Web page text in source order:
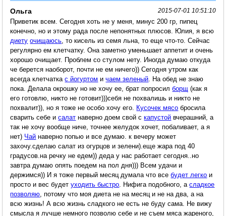
Ольга 2015-07-01 10:51:10
Приветик всем. Сегодня хоть не у меня, минус 200 гр, пипец
конечно, но и этому рада после непонятных плюсов. Юлия, я всю
диету очищаюсь , то кисель из семя льна, то еще что-то. Сейчас
регулярно ем клетчатку. Она заметно уменьшает аппетит и очень
хорошо очищает. Проблем со стулом нету. Иногда думаю откуда
че берется наоборот, почти не ем ничего)) Сегодня утром как
всегда клетчаткас йогуртом ичаем зеленый . На обед не знаю
пока. Делала окрошку но не хочу ее, брат попросилборщ (как я
его готовлю, никто не готовит)))себя не похвалишь и никто не
похвалит)), но я тоже не особо хочу его.
Кусочек мясо бросила
сварить себе исалат наверно доем свой скапустой вчерашний, а
так не хочу вообще ниче, точнее желудок хочет, побаливает, а я
нет) Чай наверно попью и все думаю. к вечеру может
захочу.сделаю салат из огурцов и зелени).еще жара под 40
градусов.на речку не едем)) деда у нас работает сегодня..но
завтра думаю опять поедем на пол дня))) Всем удачи и
держимся)) И я тоже первый месяц думала что всебудет легко и
просто и вес будетуходить быстро . Нифига подобного, асладкое
позволяю , потому что моя диета не на месяц и не на два, а на
всю жизнь! А всю жизнь сладкого не есть не буду сама. Не вижу
смысла я лучше немного позволю себе и не съем мяса жареного,